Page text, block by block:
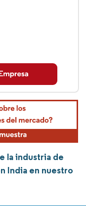
la industria de
India en nuestro